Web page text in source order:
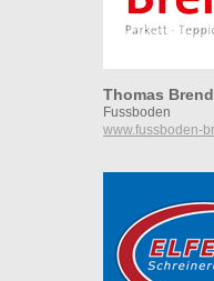
Thomas
Fussboden
www.fussboden-